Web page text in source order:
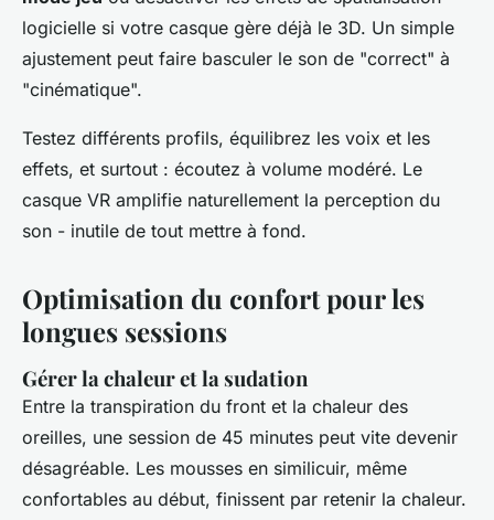
logicielle si votre casque gère déjà le 3D. Un simple
ajustement peut faire basculer le son de "correct" à
"cinématique".
Testez différents profils, équilibrez les voix et les
effets, et surtout : écoutez à volume modéré. Le
casque VR amplifie naturellement la perception du
son - inutile de tout mettre à fond.
Optimisation du confort pour les
longues sessions
Gérer la chaleur et la sudation
Entre la transpiration du front et la chaleur des
oreilles, une session de 45 minutes peut vite devenir
désagréable. Les mousses en similicuir, même
confortables au début, finissent par retenir la chaleur.